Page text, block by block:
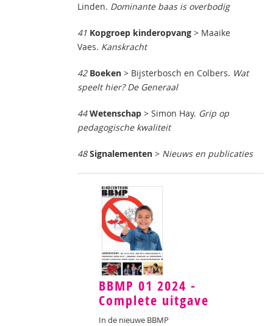
Linden. Dominante baas is overbodig
41 Kopgroep kinderopvang > Maaike
Vaes. Kanskracht
42 Boeken > Bijsterbosch en Colbers. Wat
speelt hier? De Generaal
44Wetenschap > Simon Hay. Grip op
pedagogische kwaliteit
48Signalementen > Nieuws en publicaties
BBMP 01 2024 -
Complete uitgave
In de nieuwe BBMP